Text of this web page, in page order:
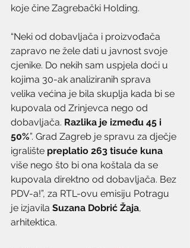
koje čine Zagrebački Holding.
“Neki od dobavljača i proizvođača
zapravo ne žele dati u javnost svoje
cjenike. Do nekih sam uspjela doći u
kojima 30-ak analiziranih sprava
velika većina je bila skuplja kada bi se
kupovala od Zrinjevca nego od
dobavljača. Razlika je između 45 i
50%”. Grad Zagreb je spravu za dječje
igralište preplatio 263 tisuće kuna
više nego što bi ona koštala da se
kupovala direktno od dobavljača. Bez
PDV-a!”, za RTL-ovu emisiju Potragu
je izjavila Suzana Dobrić Žaja,
arhitektica.